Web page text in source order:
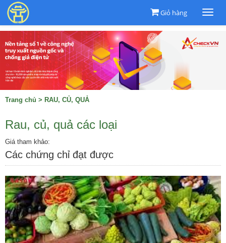
Giỏ hàng
Trang chủ > RAU, CỦ, QUẢ
Rau, củ, quả các loại
Giá tham khảo:
Các chứng chỉ đạt được